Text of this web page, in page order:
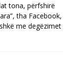
tona, përfshirë
tha Facebook,
me degëzimet